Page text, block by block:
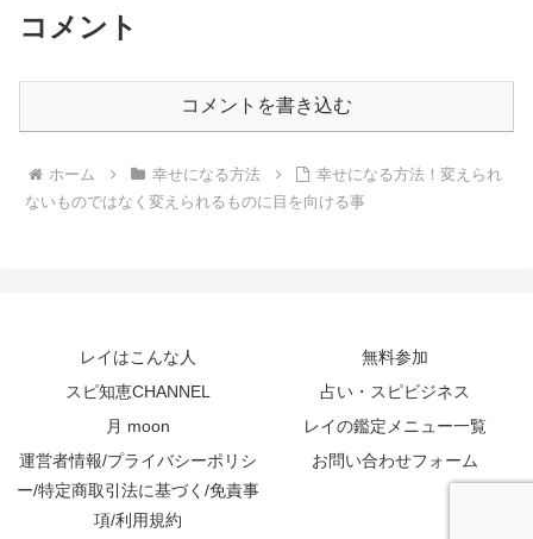
コメント
コメントを書き込む
ホーム 幸せになる方法
幸せになる方法！変えられ
ないものではなく変えられるものに目を向ける事
レイはこんな人
無料参加
スピ知恵CHANNEL
占い・スピビジネス
月 moon
レイの鑑定メニュー一覧
運営者情報/プライバシーポリシ
ー/特定商取引法に基づく/免責事
項/利用規約
お問い合わせフォーム